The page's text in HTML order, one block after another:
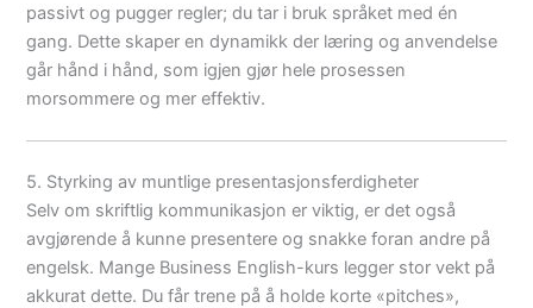
passivt og pugger regler; du tar i bruk språket med én
gang. Dette skaper en dynamikk der læring og anvendelse
går hånd i hånd, som igjen gjør hele prosessen
morsommere og mer effektiv.
5. Styrking av muntlige presentasjonsferdigheter
Selv om skriftlig kommunikasjon er viktig, er det også
avgjørende å kunne presentere og snakke foran andre på
engelsk. Mange Business English-kurs legger stor vekt på
akkurat dette. Du får trene på å holde korte «pitches»,